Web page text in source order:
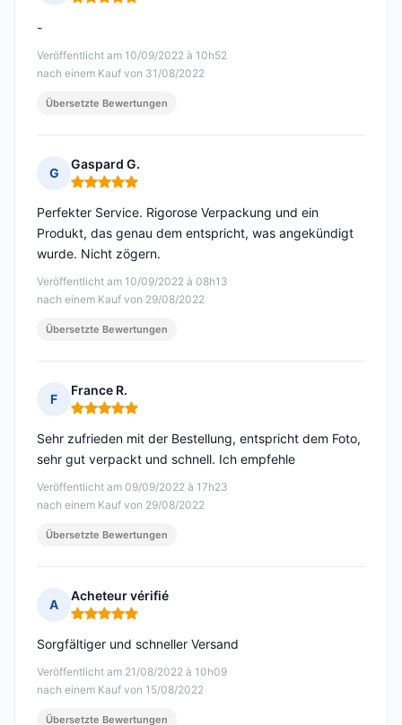
Hinweis: 5 von 5
Veröffentlicht am 10/09/2022 à 10h52
nach einem Kauf von 31/08/2022
-
Übersetzte Bewertungen
G
Gaspard G.
Hinweis: 5 von 5
Veröffentlicht am 10/09/2022 à 08h13
nach einem Kauf von 29/08/2022
Perfekter Service. Rigorose Verpackung und ein
Produkt, das genau dem entspricht, was angekündigt
wurde. Nicht zögern.
Übersetzte Bewertungen
F
France R.
Hinweis: 5 von 5
Veröffentlicht am 09/09/2022 à 17h23
nach einem Kauf von 29/08/2022
Sehr zufrieden mit der Bestellung, entspricht dem Foto,
sehr gut verpackt und schnell. Ich empfehle
Übersetzte Bewertungen
A
Acheteur vérifié
Hinweis: 5 von 5
Veröffentlicht am 21/08/2022 à 10h09
nach einem Kauf von 15/08/2022
Sorgfältiger und schneller Versand
Übersetzte Bewertungen